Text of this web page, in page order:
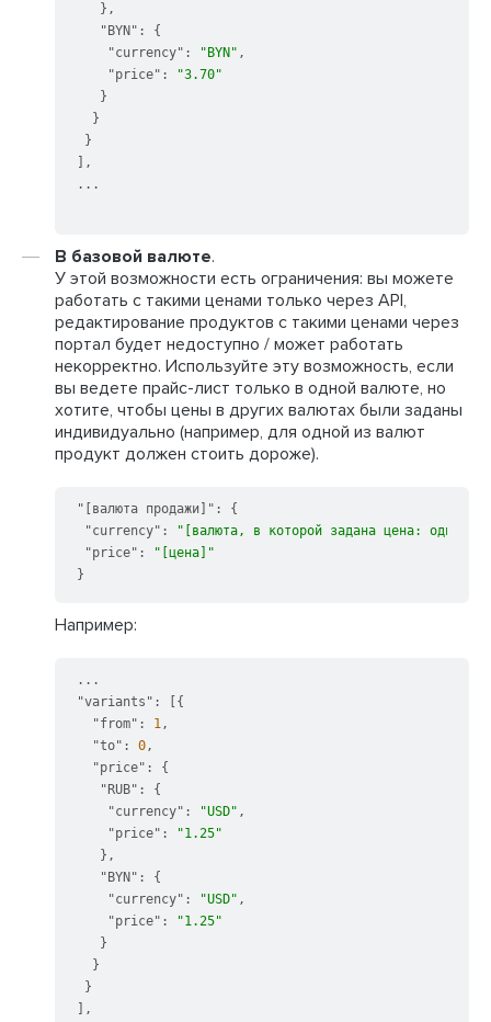
} ,
"BYN" :
{
"currency" : "BYN" ,
"price" :
"3.70"
}
}
}
,
...
В базовой валюте.
У этой возможности есть ограничения: вы можете
работать с такими ценами только через API,
редактирование продуктов с такими ценами через
портал будет недоступно / может работать
некорректно. Используйте эту возможность, если
вы ведете прайс-лист только в одной валюте, но
хотите, чтобы цены в других валютах были заданы
индивидуально (например, для одной из валют
продукт должен стоить дороже).
"[валюта продажи]" :
{
"currency" :
"[валюта, в которой задана цена: одна из
"price" :
"[цена]"
}
Например:
"variants" :
{
"from" : 1,
"to" : 0,
"price" :
{
"RUB" :
{
"currency" : "USD" ,
"price" :
"1.25"
} ,
"BYN" :
{
"currency" : "USD" ,
"price" :
"1.25"
}
}
}
,